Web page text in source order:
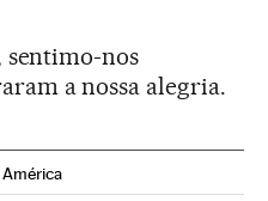
sentimo-nos
a nossa alegria.
América